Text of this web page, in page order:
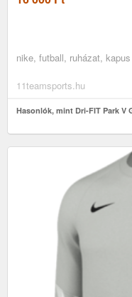
nike, futball, ruházat,
11teamsports.hu
Hasonlók, mint Dri-FIT Park V